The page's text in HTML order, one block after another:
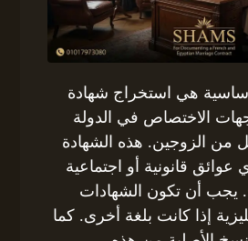
هي استخراج شهادة
الاختصاص في الدولة
كل من الزوجين. هذه الشهادة
قانونية أو اجتماعية
يجب أن تكون الشهادات
إذا كانت بلغة أخرى. كما